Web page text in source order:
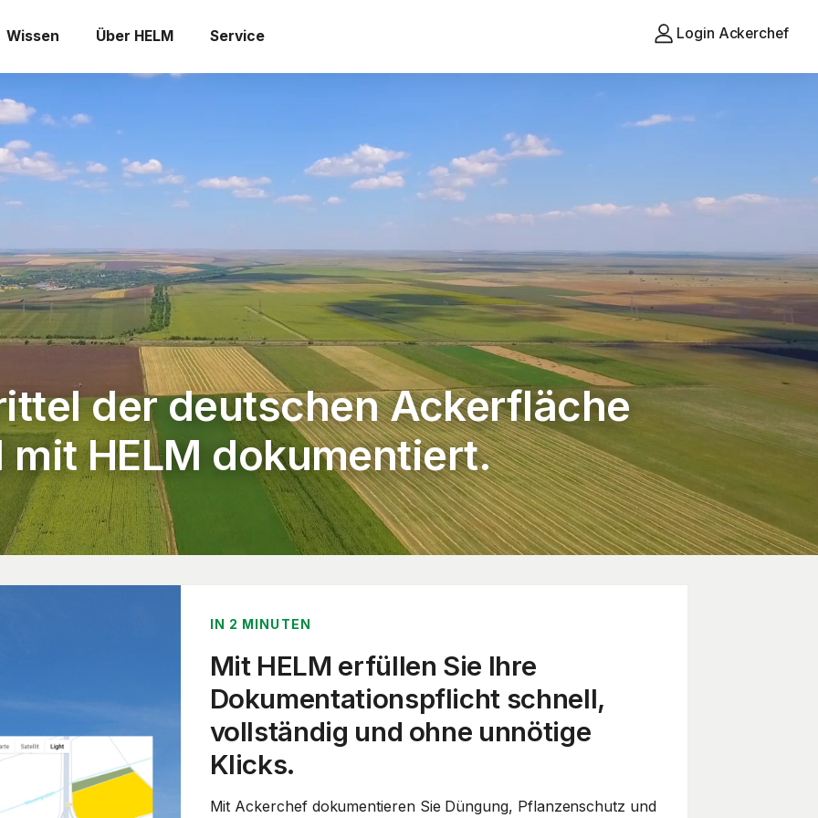
Wissen Über HELM Service Login Ackerchef
– Digitale Schlagkartei
derdeutschen Ackerfläche
mit HELM dokumentiert.
IN 2 MINUTEN
Mit HELM erfüllen Sie Ihre
Dokumentationspflicht schnell,
vollständig und ohne unnötige
Klicks.
Mit Ackerchef dokumentieren Sie Düngung, Pflanzenschutz und